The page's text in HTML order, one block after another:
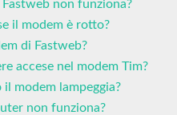
non funziona?
il modem è rotto?
di Fastweb?
accese nel modem Tim?
modem lampeggia?
non funziona?